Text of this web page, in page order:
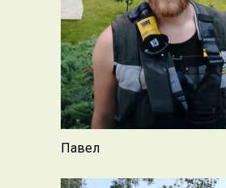
Павел